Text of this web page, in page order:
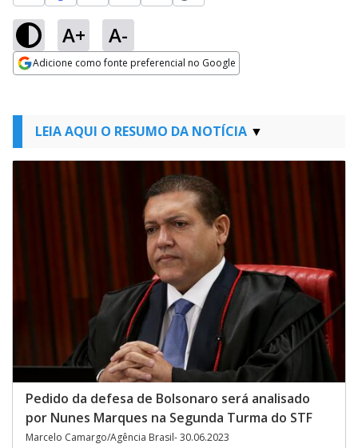
A+ A-
Adicione como fonte preferencial no Google
LEIA AQUI O RESUMO DA NOTÍCIA
Pedido da defesa de Bolsonaro será analisado
por Nunes Marques na Segunda Turma do STF
Marcelo Camargo/Agência Brasil- 30.06.2023